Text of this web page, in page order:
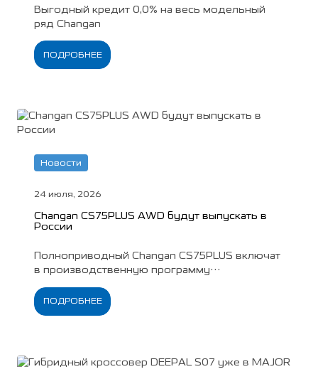
Выгодный кредит 0,0% на весь модельный
ряд Changan
ПОДРОБНЕЕ
Новости
24 июля, 2026
Changan CS75PLUS AWD будут выпускать в
России
Полноприводный Changan CS75PLUS включат
в производственную программу
Одновременно компания снизила стоимость
обеих комплектаций кроссовера на 90 000
ПОДРОБНЕЕ